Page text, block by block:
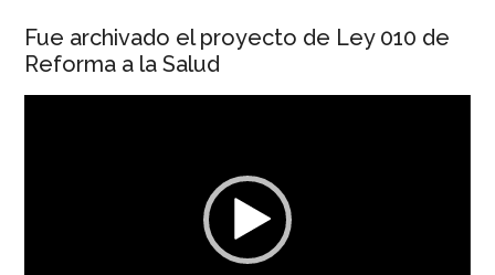
Fue archivado el proyecto de Ley 010 de
Reforma a la Salud